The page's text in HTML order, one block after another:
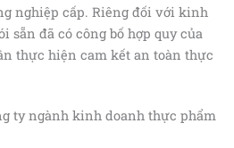
nghiệp cấp. Riêng đối với kinh
sẵn đã có công bố hợp quy của
thực hiện cam kết an toàn thực
ty ngành kinh doanh thực phẩm